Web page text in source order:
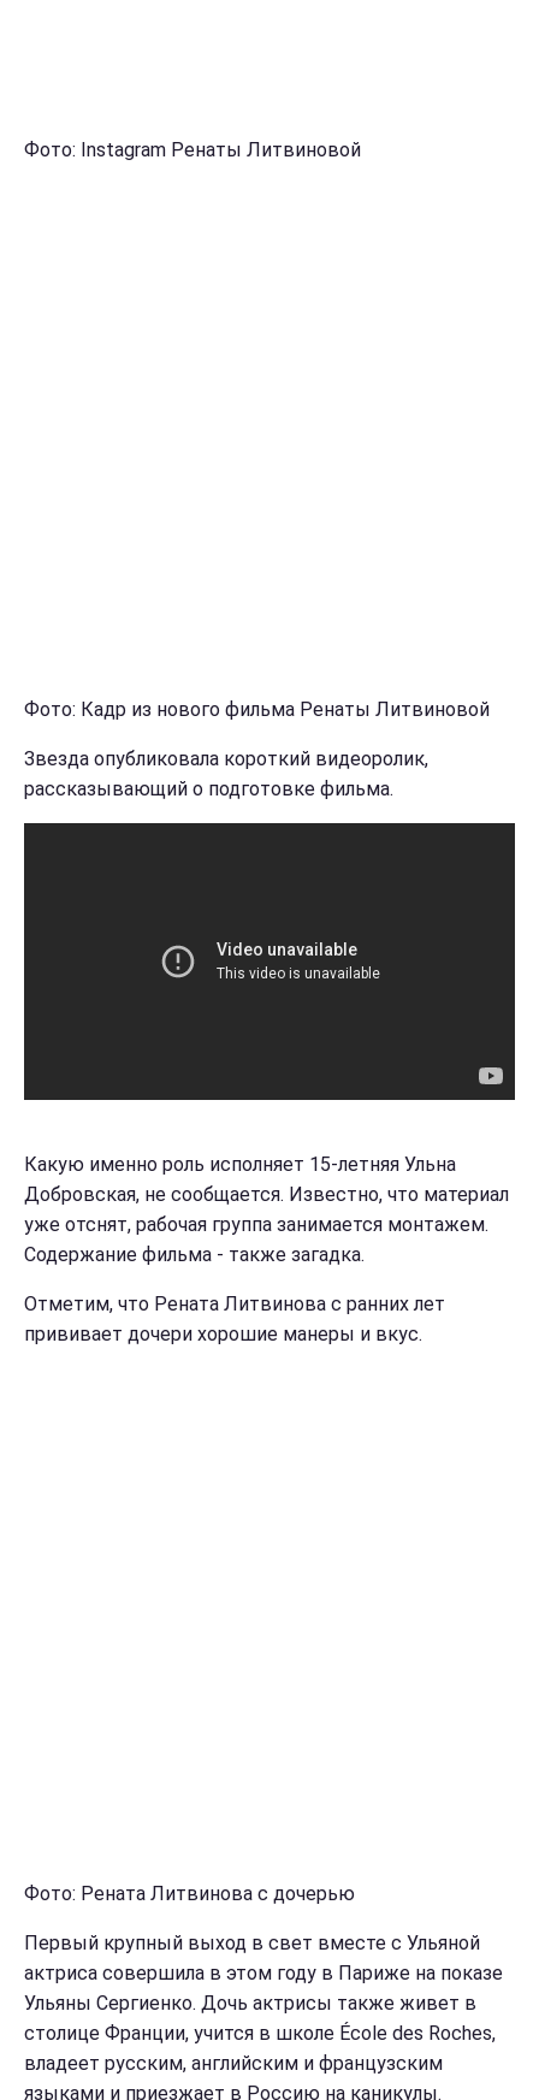
Фото: Instagram Ренаты Литвиновой
Фото: Кадр из нового фильма Ренаты Литвиновой
Звезда опубликовала короткий видеоролик,
рассказывающий о подготовке фильма.
Какую именно роль исполняет 15-летняя Ульна
Добровская, не сообщается. Известно, что материал
уже отснят, рабочая группа занимается монтажем.
Содержание фильма - также загадка.
Отметим, что Рената Литвинова с ранних лет
прививает дочери хорошие манеры и вкус.
Фото: Рената Литвинова с дочерью
Первый крупный выход в свет вместе с Ульяной
актриса совершила в этом году в Париже на показе
Ульяны Сергиенко. Дочь актрисы также живет в
столице Франции, учится в школе École des Roches,
владеет русским, английским и французским
языками и приезжает в Россию на каникулы.